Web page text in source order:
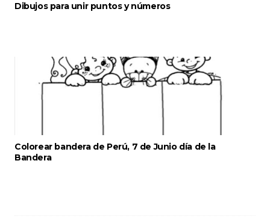
Dibujos para unir puntos y números
Colorear bandera de Perú, 7 de Junio día de la
Bandera